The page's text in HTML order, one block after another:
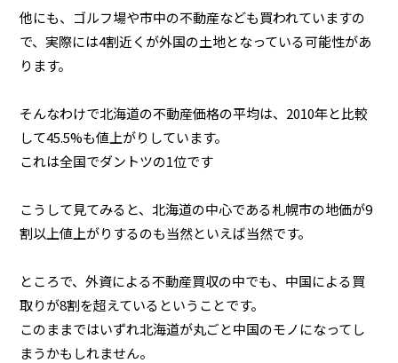
他にも、ゴルフ場や市中の不動産なども買われていますの
で、実際には4割近くが外国の土地となっている可能性があ
ります。
そんなわけで北海道の不動産価格の平均は、2010年と比較
して45.5%も値上がりしています。
これは全国でダントツの1位です
こうして見てみると、北海道の中心である札幌市の地価が9
割以上値上がりするのも当然といえば当然です。
ところで、外資による不動産買収の中でも、中国による買
取りが8割を超えているということです。
このままではいずれ北海道が丸ごと中国のモノになってし
まうかもしれません。